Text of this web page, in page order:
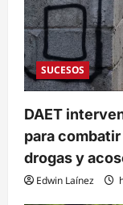
SUCESOS
DAET
para
drogas y
Edwin Laínez